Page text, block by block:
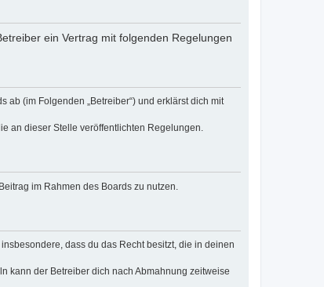
ein Vertrag mit folgenden Regelungen
ab (im Folgenden „Betreiber“) und erklärst dich mit
an dieser Stelle veröffentlichten Regelungen.
im Rahmen des Boards zu nutzen.
dass du das Recht besitzt, die in deinen
kann der Betreiber dich nach Abmahnung zeitweise